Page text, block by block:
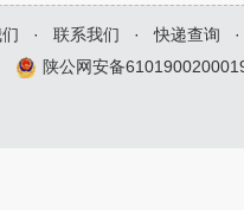
· 联系我们 · 快递查询
·
陕公网安备